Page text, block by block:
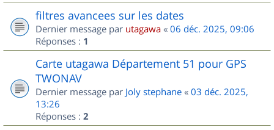
filtres avancees sur les dates
Dernier message par utagawa « 06 déc. 2025, 09:06
Réponses : 1
Carte utagawa Département 51 pour GPS
TWONAV
Dernier message par Joly stephane « 03 déc. 2025,
13:26
Réponses : 2